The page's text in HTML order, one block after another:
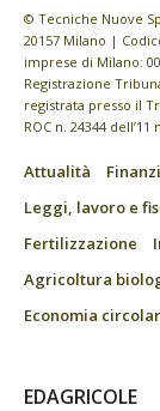
© Tecniche Nuove
20157 Milano |
imprese di Milano:
Registrazione
registrata presso il
ROC n. 24344 dell’11
Attualità
Leggi, lavoro e
Fertilizzazione
Agricoltura
Economia
EDAGRICOLE